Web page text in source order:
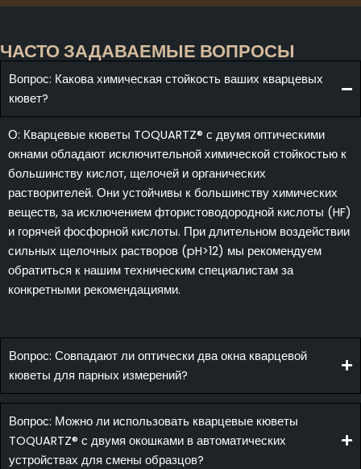
ЧАСТО ЗАДАВАЕМЫЕ ВОПРОСЫ
Вопрос: Какова химическая стойкость ваших кварцевых
кювет?
О: Кварцевые кюветы TOQUARTZ® с двумя оптическими
окнами обладают исключительной химической стойкостью к
большинству кислот, щелочей и органических
растворителей. Они устойчивы к большинству химических
веществ, за исключением фтористоводородной кислоты (HF)
и горячей фосфорной кислоты. При длительном воздействии
сильных щелочных растворов (pH>12) мы рекомендуем
обратиться к нашим техническим специалистам за
конкретными рекомендациями.
Вопрос: Совпадают ли оптически два окна кварцевой
кюветы для парных измерений?
Вопрос: Можно ли использовать кварцевые кюветы
TOQUARTZ® с двумя окошками в автоматических
устройствах для смены образцов?